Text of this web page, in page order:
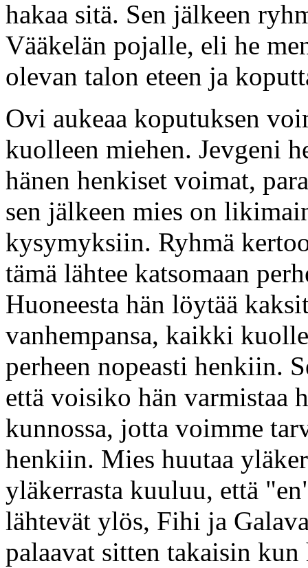
hakaa sitä. Sen jälkeen
Vääkelän pojalle, eli he
olevan talon eteen ja
Ovi aukeaa koputuksen
kuolleen miehen. Jevgeni
hänen henkiset voimat,
sen jälkeen mies on
kysymyksiin. Ryhmä
tämä lähtee katsomaan
Huoneesta hän löytää
vanhempansa, kaikki
perheen nopeasti henkiin.
että voisiko hän varmistaa
kunnossa, jotta voimme
henkiin. Mies huutaa
yläkerrasta kuuluu, että
lähtevät ylös, Fihi ja
palaavat sitten takaisin